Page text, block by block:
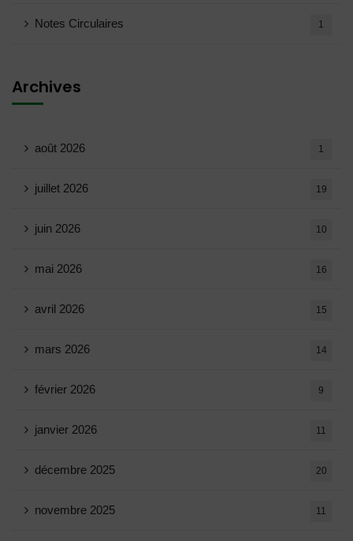
Notes Circulaires 1
Archives
août 2026 1
juillet 2026 19
juin 2026 10
mai 2026 16
avril 2026 15
mars 2026 14
février 2026 9
janvier 2026 11
décembre 2025 20
novembre 2025 11